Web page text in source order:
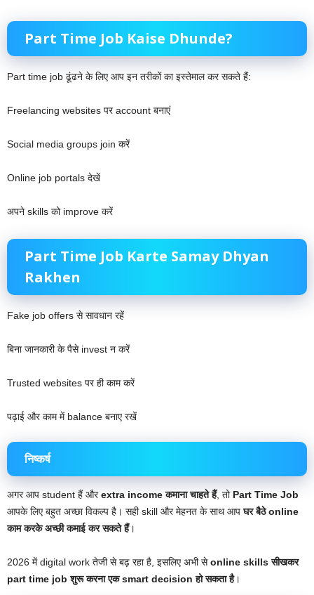
Part Time Job Kaise Dhunde?
Part time job ढूंढने के लिए आप इन तरीकों का इस्तेमाल कर सकते हैं:
Freelancing websites पर account बनाएं
Social media groups join करें
Online job portals देखें
अपने skills को improve करें
Part Time Job Karte Samay Dhyan
Rakhen
Fake job offers से सावधान रहें
बिना जानकारी के पैसे invest न करें
Trusted websites पर ही काम करें
पढ़ाई और काम में balance बनाए रखें
निष्कर्ष
अगर आप student हैं औरextra income कमाना चाहते हैं, तो Part Time Job
आपके लिए बहुत अच्छा विकल्प है। सही skill और मेहनत के साथ आपघर बैठे online
काम करके अच्छी कमाई कर सकते हैं।
2026 में digital work तेजी से बढ़ रहा है, इसलिए अभी सेonline skills सीखकर
part time job शुरू करना एक smart decision हो सकता है।